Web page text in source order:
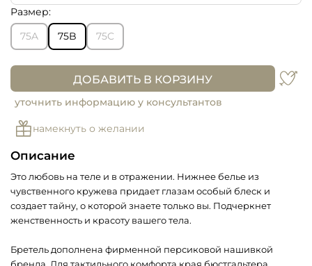
Размер:
75A
75B 75C
Белый
ДОБАВИТЬ В КОРЗИНУ
уточнить информацию у консультантов
намекнуть о желании
Описание
Это любовь на теле и в отражении. Нижнее белье из
чувственного кружева придает глазам особый блеск и
создает тайну, о которой знаете только вы. Подчеркнет
женственность и красоту вашего тела.
Бретель дополнена фирменной персиковой нашивкой
бренда. Для тактильного комфорта края бюстгальтера